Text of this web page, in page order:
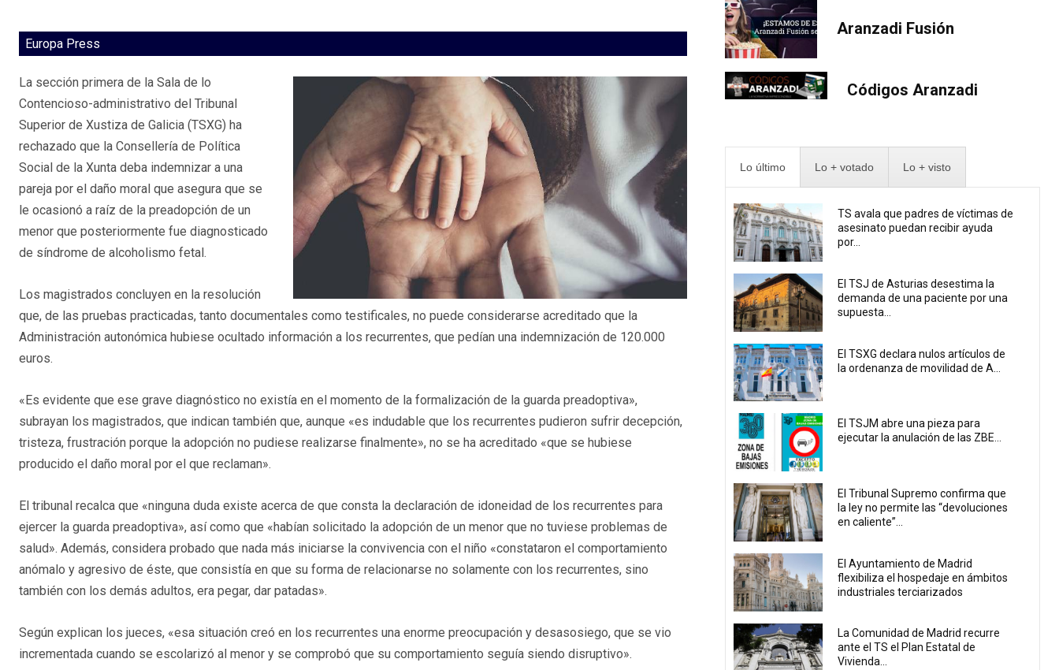
Europa Press
La sección primera de la Sala de lo
Contencioso-administrativo del Tribunal
Superior de Xustiza de Galicia (TSXG) ha
rechazado que la Consellería de Política
Social de la Xunta deba indemnizar a una
pareja por el daño moral que asegura que se
le ocasionó a raíz de la preadopción de un
menor que posteriormente fue diagnosticado
de síndrome de alcoholismo fetal.
Los magistrados concluyen en la resolución
que, de las pruebas practicadas, tanto documentales como testificales, no puede considerarse acreditado que la
Administración autonómica hubiese ocultado información a los recurrentes, que pedían una indemnización de 120.000
euros.
«Es evidente que ese grave diagnóstico no existía en el momento de la formalización de la guarda preadoptiva»,
subrayan los magistrados, que indican también que, aunque «es indudable que los recurrentes pudieron sufrir decepción,
tristeza, frustración porque la adopción no pudiese realizarse finalmente», no se ha acreditado «que se hubiese
producido el daño moral por el que reclaman».
El tribunal recalca que «ninguna duda existe acerca de que consta la declaración de idoneidad de los recurrentes para
ejercer la guarda preadoptiva», así como que «habían solicitado la adopción de un menor que no tuviese problemas de
salud». Además, considera probado que nada más iniciarse la convivencia con el niño «constataron el comportamiento
anómalo y agresivo de éste, que consistía en que su forma de relacionarse no solamente con los recurrentes, sino
también con los demás adultos, era pegar, dar patadas».
Según explican los jueces, «esa situación creó en los recurrentes una enorme preocupación y desasosiego, que se vio
incrementada cuando se escolarizó al menor y se comprobó que su comportamiento seguía siendo disruptivo».
Aranzadi Fusión
Códigos Aranzadi
Lo último Lo + votado Lo + visto
TS avala que padres de víctimas de
asesinato puedan recibir ayuda
por...
El TSJ de Asturias desestima la
demanda de una paciente por una
supuesta...
El TSXG declara nulos artículos de
la ordenanza de movilidad de A...
El TSJM abre una pieza para
ejecutar la anulación de las ZBE...
El Tribunal Supremo confirma que
la ley no permite las “devoluciones
en caliente”...
El Ayuntamiento de Madrid
flexibiliza el hospedaje en ámbitos
industriales terciarizados
La Comunidad de Madrid recurre
ante el TS el Plan Estatal de
Vivienda...